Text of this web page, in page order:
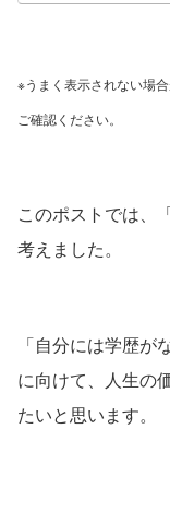
※うまく表示されない場
ご確認ください。
このポストでは、
考えました。
「自分には学歴
に向けて、人生の
たいと思います。